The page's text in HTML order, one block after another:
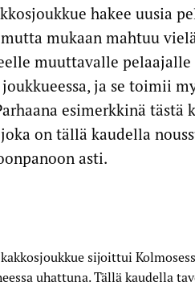
hakee uusia
mukaan mahtuu
muuttavalle pelaajalle
ja se toimii
esimerkkinä tästä
on tällä kaudella
asti.
sijoittui
uhattuna. Tällä kaudella